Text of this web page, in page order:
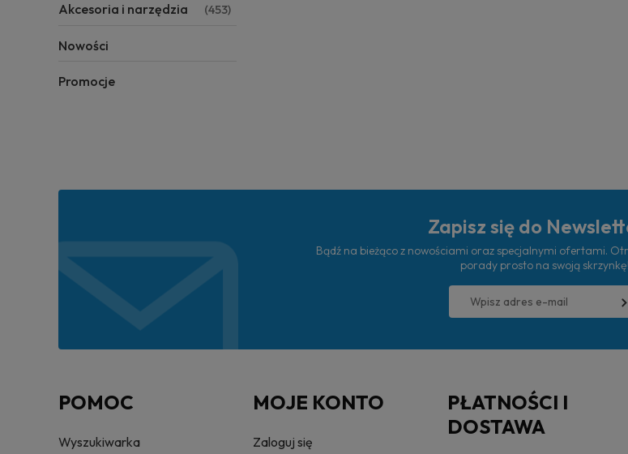
Akcesoria i narzędzia (453)
Nowości
Promocje
Zapisz się do
Bądź na bieżąco z nowościami oraz specjalnymi ofertami.
porady prosto na swoją skrzynkę!
POMOC
Wyszukiwarka
MOJE KONTO
Zaloguj się
PŁATNOŚCI I
DOSTAWA